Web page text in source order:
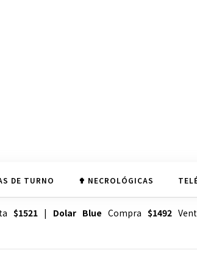
DE TURNO ✟ NECROLÓGICAS
$1521| Dolar Blue Compra $1492